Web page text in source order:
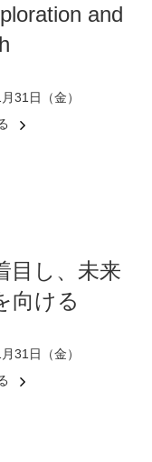
and
31日（金）
目し、未来
向ける
31日（金）